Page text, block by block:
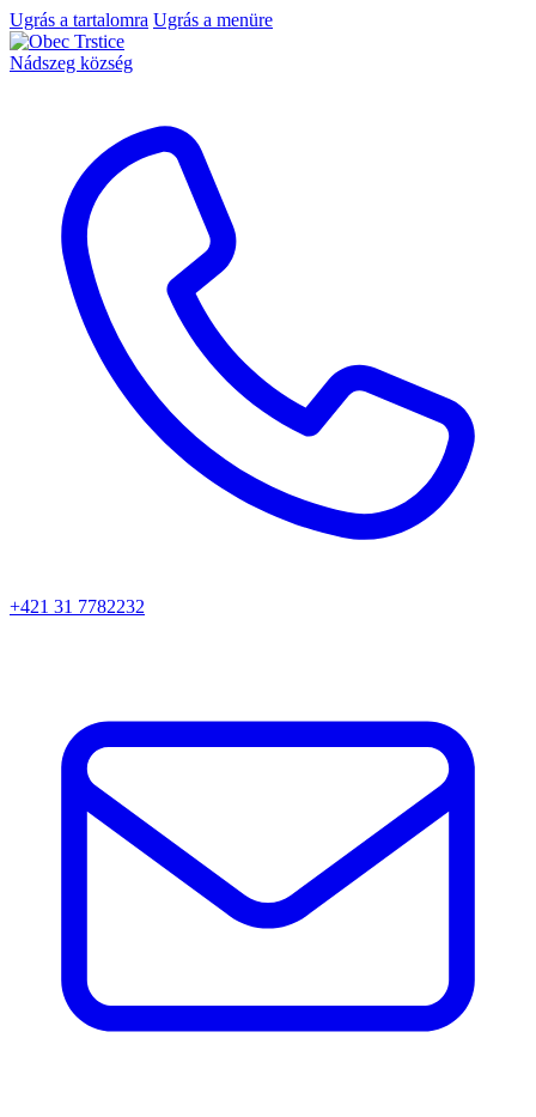
Ugrás a tartalomra Ugrás a menüre
Nádszeg község
+421 31 7782232